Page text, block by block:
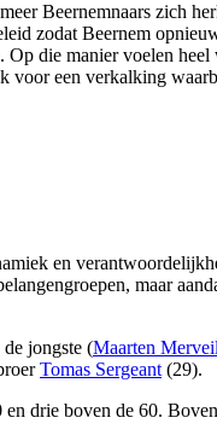
Beernemnaars zich
zodat Beernem
die manier voelen heel
voor een verkalking
en
maar
jongste (Maarten
Tomas Sergeant(29).
en drie boven de 60.